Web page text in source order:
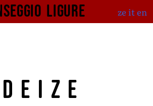
ligure ze iten
DEIZE